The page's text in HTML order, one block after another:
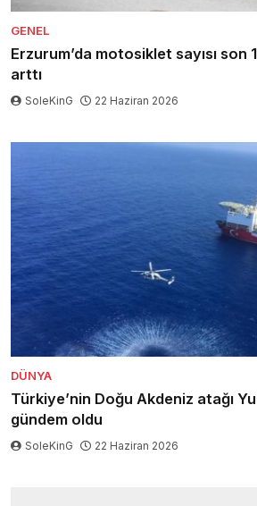
GENEL
Erzurum’da motosiklet sayısı son
arttı
SoleKinG 22 Haziran 2026
DÜNYA
Türkiye’nin Doğu Akdeniz atağı
gündem oldu
SoleKinG 22 Haziran 2026